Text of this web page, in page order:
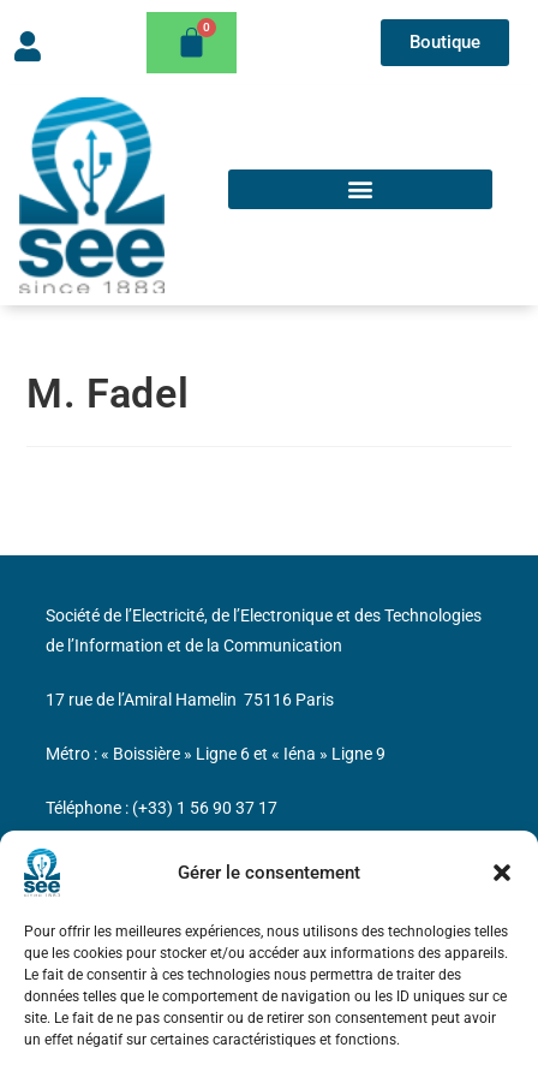
Gérer le consentement
Pour offrir les meilleures expériences, nous utilisons des technologies telles
que les cookies pour stocker et/ou accéder aux informations des appareils.
Le fait de consentir à ces technologies nous permettra de traiter des
données telles que le comportement de navigation ou les ID uniques sur ce
site. Le fait de ne pas consentir ou de retirer son consentement peut avoir
un effet négatif sur certaines caractéristiques et fonctions.
Boutique
M. Fadel
Bicentenaire des découvertes d’André-
Marie Ampère
Mentions légales
Société de l’Electricité, de l’Electronique et des Technologies
de l’Information et de la Communication
17 rue de l’Amiral Hamelin 75116 Paris
Métro : « Boissière » Ligne 6 et « Iéna » Ligne 9
Téléphone : (+33) 1 56 90 37 17
N° de SIREN : 785 393 232, Code APE : 9412Z TVA intra-
communautaire : FR44 785 393 232